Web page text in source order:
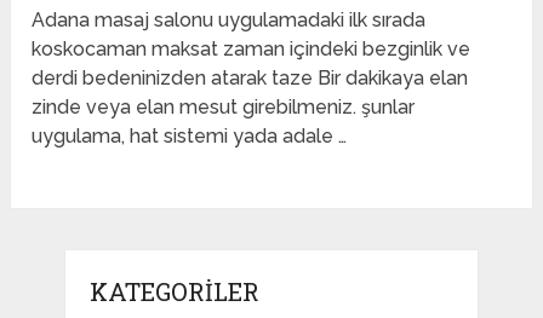
Adana masaj salonu uygulamadaki ilk sırada
koskocaman maksat zaman içindeki bezginlik ve
derdi bedeninizden atarak taze Bir dakikaya elan
zinde veya elan mesut girebilmeniz. şunlar
uygulama, hat sistemi yada adale …
KATEGORILER